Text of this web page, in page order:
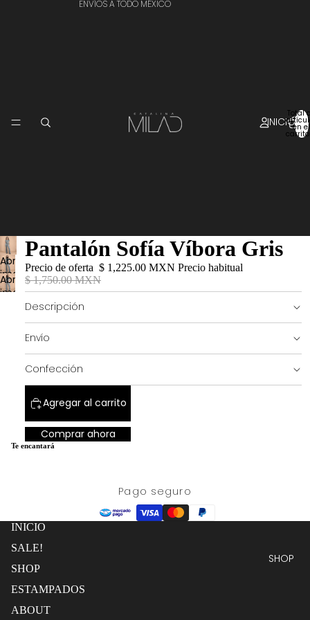
ENVÍOS A TODO MÉXICO
INICIO
SHOP
Total
en el
Abrir
imagen
a
pantalla
completa
Abrir
imagen
completa
Pantalón Sofía Víbora Gris
Precio de oferta $ 1,225.00 MXN Precio habitual
$ 1,750.00 MXN
Descripción
Envío
Confección
Agregar al carrito
Comprar ahora
Te encantará
Pago seguro
INICIO
SALE!
SHOP
ESTAMPADOS
ABOUT